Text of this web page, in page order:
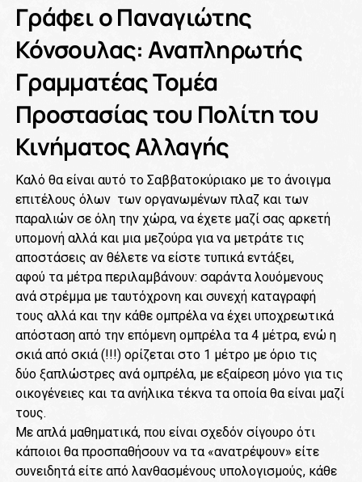
Γράφει ο Παναγιώτης
Κόνσουλας: Αναπληρωτής
Γραμματέας Τομέα
Προστασίας του Πολίτη του
Κινήματος Αλλαγής
Καλό θα είναι αυτό το Σαββατοκύριακο με το άνοιγμα
επιτέλους όλων των οργανωμένων πλαζ και των
παραλιών σε όλη την χώρα, να έχετε μαζί σας αρκετή
υπομονή αλλά και μια μεζούρα για να μετράτε τις
αποστάσεις αν θέλετε να είστε τυπικά εντάξει,
αφού τα μέτρα περιλαμβάνουν: σαράντα λουόμενους
ανά στρέμμα με ταυτόχρονη και συνεχή καταγραφή
τους αλλά και την κάθε ομπρέλα να έχει υποχρεωτικά
απόσταση από την επόμενη ομπρέλα τα 4 μέτρα, ενώ η
σκιά από σκιά (!!!) ορίζεται στο 1 μέτρο με όριο τις
δύο ξαπλώστρες ανά ομπρέλα, με εξαίρεση μόνο για τις
οικογένειες και τα ανήλικα τέκνα τα οποία θα είναι μαζί
τους.
Με απλά μαθηματικά, που είναι σχεδόν σίγουρο ότι
κάποιοι θα προσπαθήσουν να τα «ανατρέψουν» είτε
συνειδητά είτε από λανθασμένους υπολογισμούς, κάθε